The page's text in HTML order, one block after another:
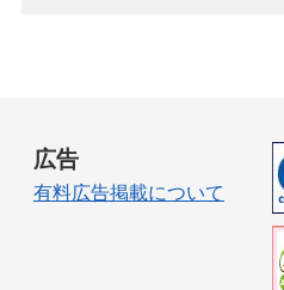
広告
有料広告掲載について